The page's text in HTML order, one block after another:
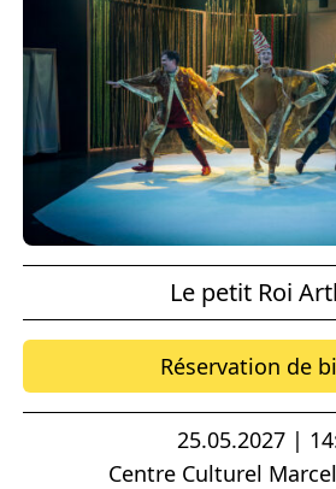
Le petit Roi
Réservation de
25.05.2027 |
Centre Culturel